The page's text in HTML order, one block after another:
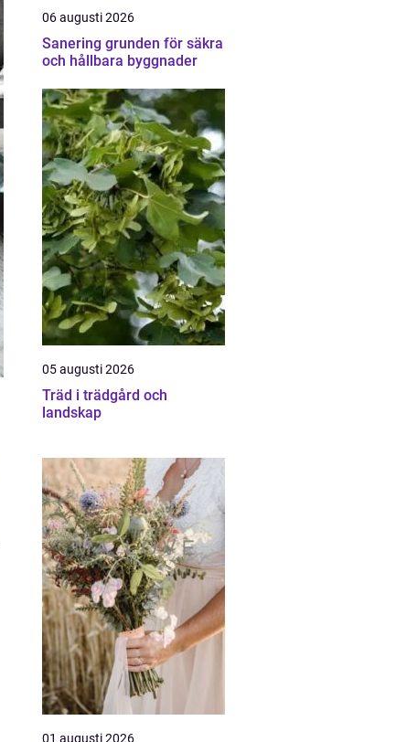
06 augusti 2026
Sanering grunden för säkra
och hållbara byggnader
05 augusti 2026
Träd i trädgård och
landskap
01 augusti 2026